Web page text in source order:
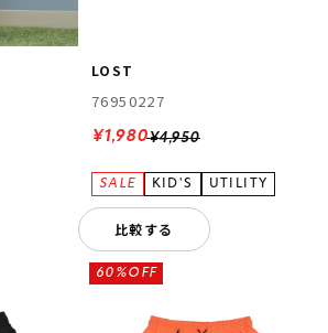
LOST
76950227
¥4,950
¥1,980
比較する
60%OFF